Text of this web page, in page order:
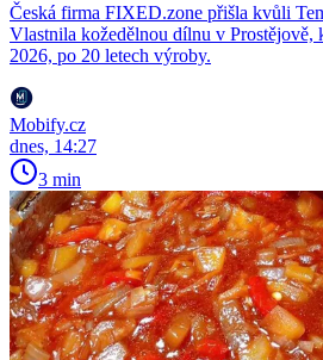
Česká firma FIXED.zone přišla kvůli
Vlastnila kožedělnou dílnu v Prostějově,
2026, po 20 letech výroby.
Mobify.cz
dnes, 14:27
3 min